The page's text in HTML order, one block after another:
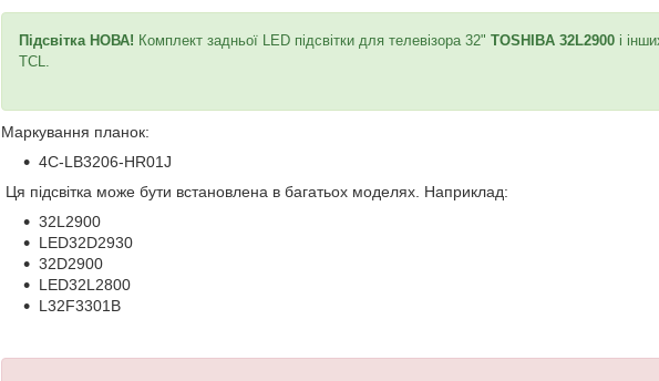
Підсвітка НОВА! Комплект задньої LED підсвітки для телевізора 32" TOSHIBA 32L2900 і
TCL.
Маркування планок:
4C-LB3206-HR01J
Ця підсвітка може бути встановлена в багатьох моделях. Наприклад:
32L2900
LED32D2930
32D2900
LED32L2800
L32F3301B